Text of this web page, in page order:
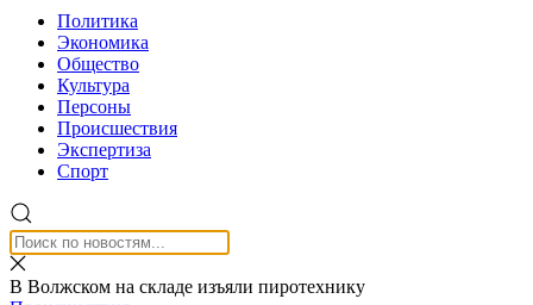
Политика
Экономика
Общество
Культура
Персоны
Происшествия
Экспертиза
Спорт
В Волжском на складе изъяли пиротехнику